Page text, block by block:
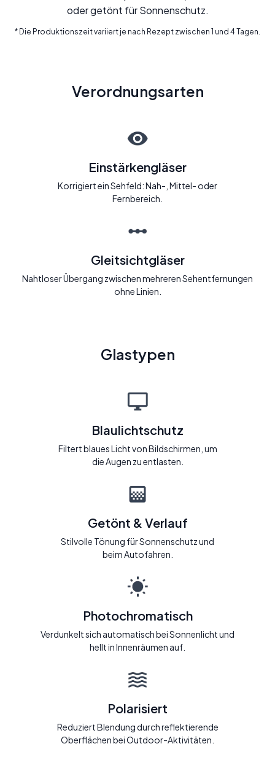
oder getönt für Sonnenschutz.
* Die Produktionszeit variiert je nach Rezept zwischen 1 und 4 Tagen.
Verordnungsarten
Einstärkengläser
Korrigiert ein Sehfeld: Nah-, Mittel- oder
Fernbereich.
Gleitsichtgläser
Nahtloser Übergang zwischen mehreren Sehentfernungen
ohne Linien.
Glastypen
Blaulichtschutz
Filtert blaues Licht von Bildschirmen, um
die Augen zu entlasten.
Getönt & Verlauf
Stilvolle Tönung für Sonnenschutz und
beim Autofahren.
Photochromatisch
Verdunkelt sich automatisch bei Sonnenlicht und
hellt in Innenräumen auf.
Polarisiert
Reduziert Blendung durch reflektierende
Oberflächen bei Outdoor-Aktivitäten.